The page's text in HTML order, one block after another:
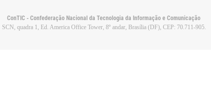
ConTIC - Confederação Nacional da Tecnologia da Informação e Comunicação
SCN, quadra 1, Ed. America Office Tower, 8º andar, Brasília (DF), CEP: 70.711-905.